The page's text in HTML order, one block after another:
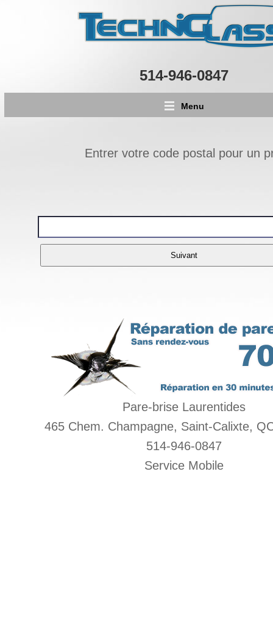
514-946-0847
Menu
Entrer votre code postal pour un
Pare-brise Laurentides
465 Chem. Champagne, Saint-Calixte,
514-946-0847
Service Mobile